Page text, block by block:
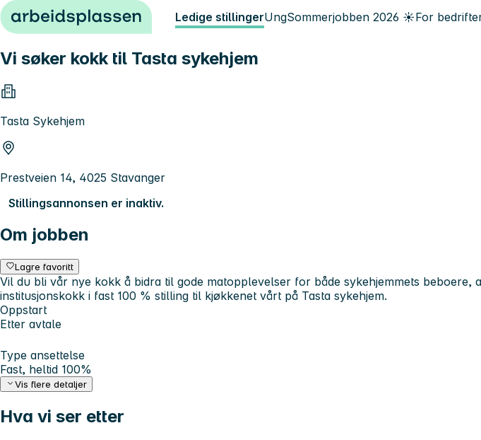
Hopp til innhold Ledige stillingerUngSommerjobben 2026 ☀️For
Vi søker kokk til Tasta sykehjem
Tasta Sykehjem
Prestveien 14, 4025 Stavanger
Stillingsannonsen er inaktiv.
Om jobben
Lagre favoritt
Vil du bli vår nye kokk å bidra til gode matopplevelser for både sykehjemmets beboere,
institusjonskokk i fast 100 % stilling til kjøkkenet vårt på Tasta sykehjem.
Oppstart
Etter avtale
Type ansettelse
Fast, heltid 100%
Vis flere detaljer
Hva vi ser etter